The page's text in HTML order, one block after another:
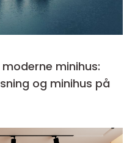
minihus:
og minihus på